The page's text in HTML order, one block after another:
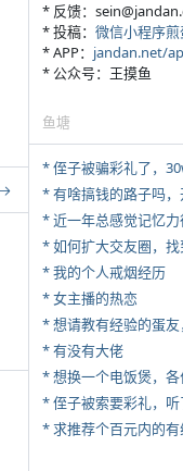
* 反馈：
* 投稿： 微信小程序
* APP： jandan.net/
* 公众号：王摸鱼
鱼塘
* 侄子被骗彩礼了，
* 近一年总感觉记忆力
* 如何扩大交友圈，
* 我的个人戒烟经历
* 女主播的热恋
* 有没有大佬
* 想换一个电饭煲，各
* 侄子被索要彩礼，
* 求推荐个百元内的